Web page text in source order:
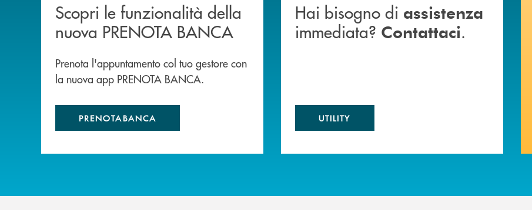
Scopri le funzionalità della
nuova PRENOTA BANCA
Prenota l'appuntamento col tuo gestore con
la nuova app PRENOTA BANCA.
PRENOTABANCA
Hai bisogno di assistenza
immediata? Contattaci.
UTILITY